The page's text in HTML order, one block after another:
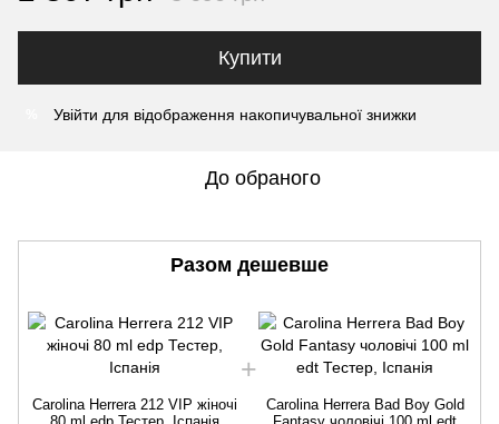
Купити
Увійти для відображення накопичувальної знижки
До обраного
Разом дешевше
Carolina Herrera 212 VIP жіночі
Carolina Herrera Bad Boy Gold